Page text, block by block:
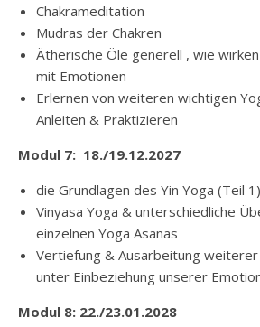
Chakrameditation
Mudras der Chakren
Ätherische Öle generell , wie
mit Emotionen
Erlernen von weiteren wichtigen
Anleiten & Praktizieren
Modul 7: 18./19.12.2027
die Grundlagen des Yin Yoga (Teil 1)
Vinyasa Yoga & unterschiedliche
einzelnen Yoga Asanas
Vertiefung & Ausarbeitung weiterer
unter Einbeziehung unserer
Modul 8: 22./23.01.2028